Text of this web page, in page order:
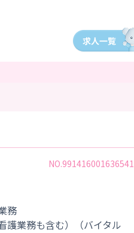
NO.991416001636541
務
業務も含む）（バイタル